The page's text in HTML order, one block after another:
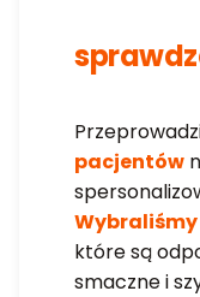
pacjentów
które są
smaczne i